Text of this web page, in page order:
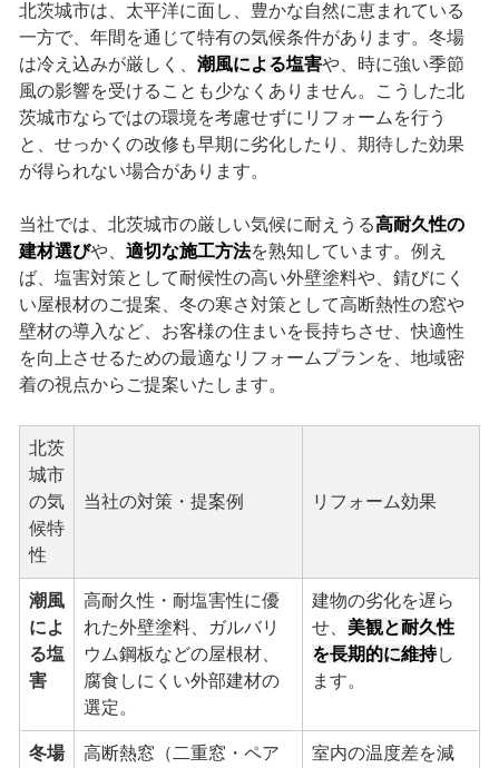
北茨城市は、太平洋に面し、豊かな自然に恵まれている
一方で、年間を通じて特有の気候条件があります。冬場
は冷え込みが厳しく、 潮風による塩害や、時に強い季節
風の影響を受けることも少なくありません。こうした北
茨城市ならではの環境を考慮せずにリフォームを行う
と、せっかくの改修も早期に劣化したり、期待した効果
が得られない場合があります。
当社では、北茨城市の厳しい気候に耐えうる高耐久性の
建材選びや、 適切な施工方法を熟知しています。例え
ば、塩害対策として耐候性の高い外壁塗料や、錆びにく
い屋根材のご提案、冬の寒さ対策として高断熱性の窓や
壁材の導入など、お客様の住まいを長持ちさせ、快適性
を向上させるための最適なリフォームプランを、地域密
着の視点からご提案いたします。
北茨
城市
の気
候特
性
当社の対策・提案例 リフォーム効果
潮風
によ
る塩
害
高耐久性・耐塩害性に優
れた外壁塗料、ガルバリ
ウム鋼板などの屋根材、
腐食しにくい外部建材の
選定。
建物の劣化を遅ら
せ、 美観と耐久性
を長期的に維持し
ます。
冬場 高断熱窓（二重窓・ペア 室内の温度差を減